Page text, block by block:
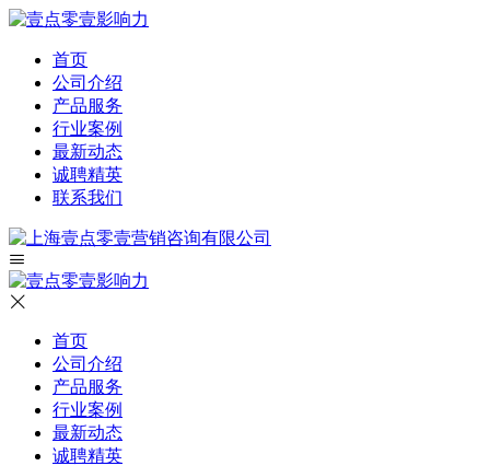
首页
公司介绍
产品服务
行业案例
最新动态
诚聘精英
联系我们
首页
公司介绍
产品服务
行业案例
最新动态
诚聘精英